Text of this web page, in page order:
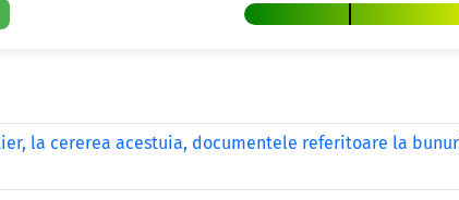
la cererea acestuia, documentele referitoare la